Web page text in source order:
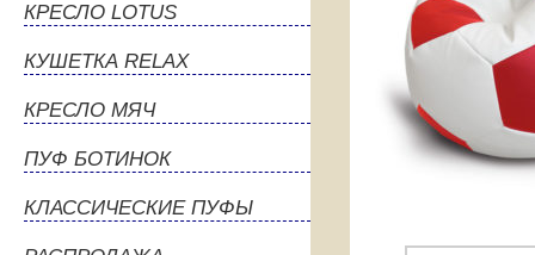
КРЕСЛО LOTUS
КУШЕТКА RELAX
КРЕСЛО МЯЧ
ПУФ БОТИНОК
КЛАССИЧЕСКИЕ ПУФЫ